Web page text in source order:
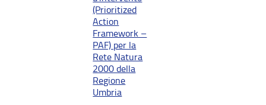
(Prioritized
Action
Framework –
PAF) per la
Rete Natura
2000 della
Regione
Umbria